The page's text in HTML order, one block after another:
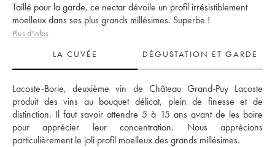
Taillé pour la garde, ce nectar dévoile un profil irrésistiblement
moelleux dans ses plus grands millésimes. Superbe !
Plus d'infos
LA CUVÉE
DÉGUSTATION ET GARDE
Lacoste-Borie, deuxième vin de Château Grand-Puy Lacoste
produit des vins au bouquet délicat, plein de finesse et de
distinction. Il faut savoir attendre 5 à 15 ans avant de les boire
pour apprécier leur concentration. Nous apprécions
particulièrement le joli profil moelleux des grands millésimes.